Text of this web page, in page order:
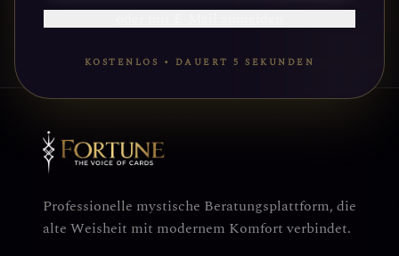
KOSTENLOS • DAUERT 5 SEKUNDEN
Professionelle mystische Beratungsplattform, die
alte Weisheit mit modernem Komfort verbindet.